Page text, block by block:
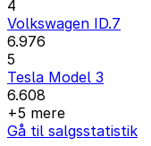
4
Volkswagen ID.7
6.976
5
Tesla Model 3
6.608
+5 mere
Gå til salgsstatistik